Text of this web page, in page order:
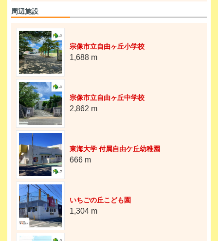
周辺施設
宗像市立自由ヶ丘小学校
1,688 m
宗像市立自由ヶ丘中学校
2,862 m
東海大学 付属自由ケ丘幼稚園
666 m
いちごの丘こども園
1,304 m